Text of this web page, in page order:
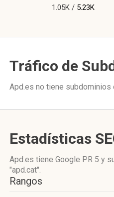
1.05K / 5.23K
Tráfico de
Apd.es no tiene subdominios
Estadísticas
Apd.es tiene Google PR 5 y
"apd.cat".
Rangos